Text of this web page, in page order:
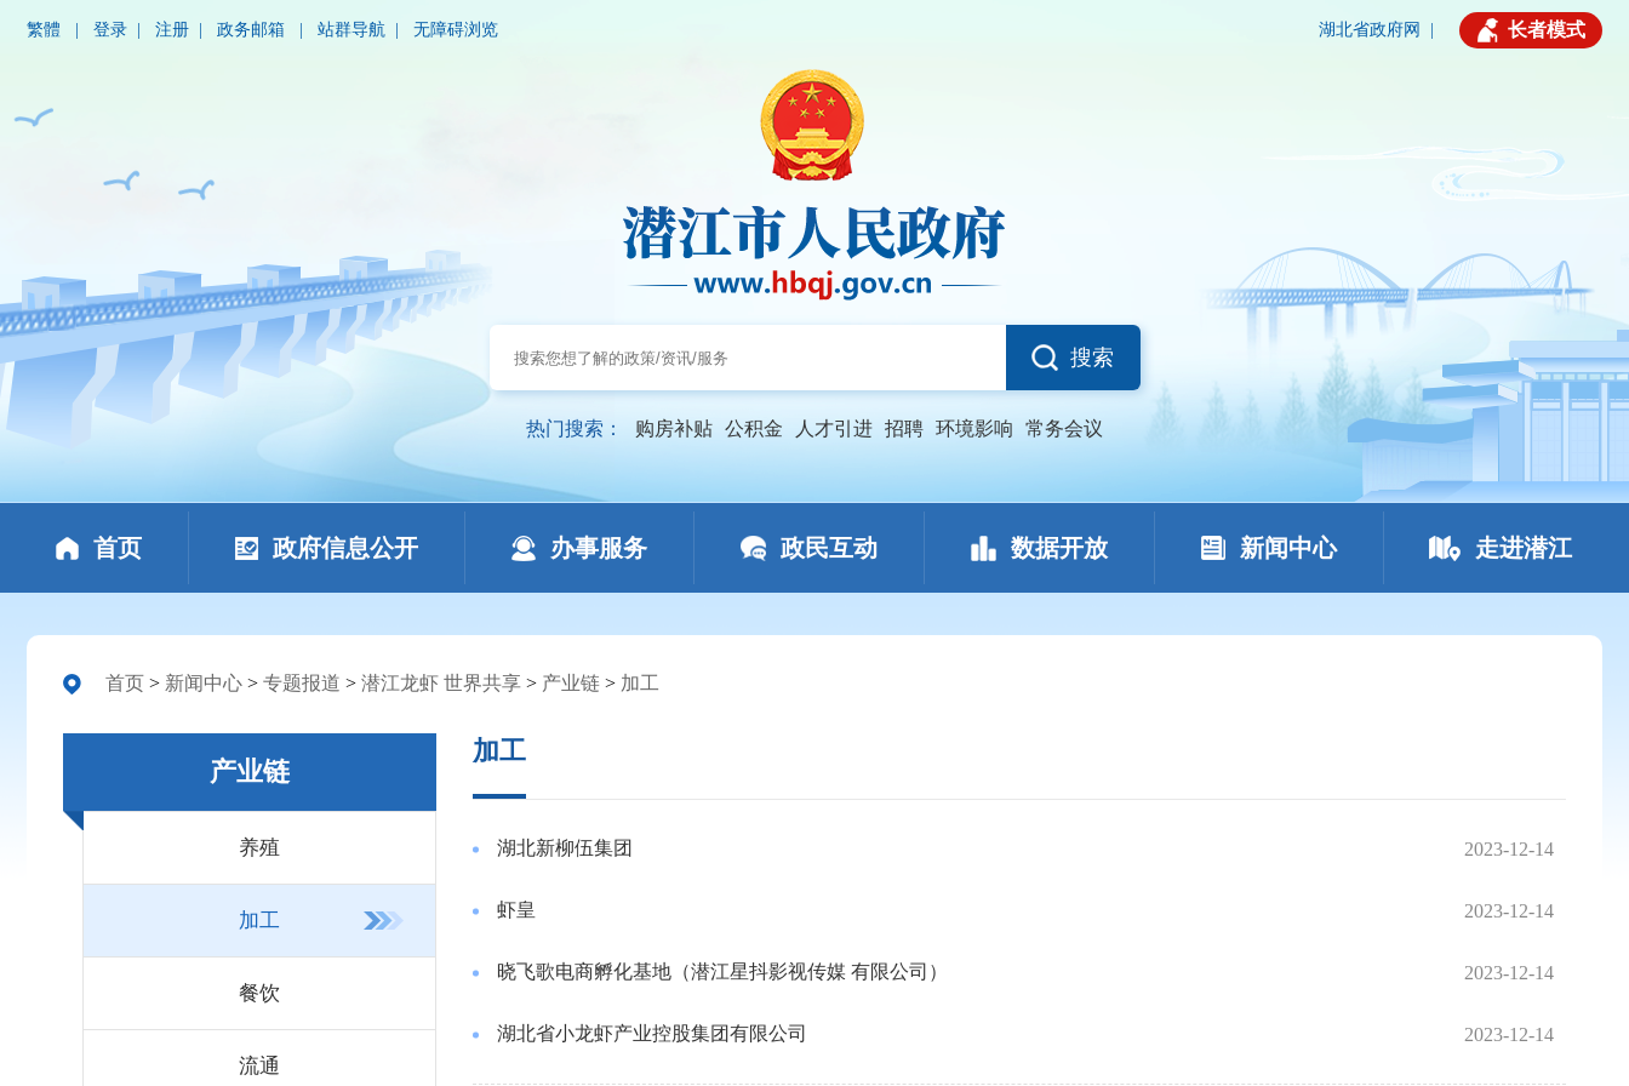
繁體 登录 注册 政务邮箱 站群导航 无障碍浏览 湖北省政府网 长者模式
搜索
热门搜索： 购房补贴 公积金 人才引进 招聘 环境影响 常务会议
首页 政府信息公开 办事服务 政民互动 数据开放 新闻中心 走进潜江
首页 > 新闻中心 > 专题报道 > 潜江龙虾 世界共享 > 产业链 > 加工
产业链
养殖
加工
餐饮
流通
加工
湖北新柳伍集团 2023-12-14
虾皇 2023-12-14
晓飞歌电商孵化基地（潜江星抖影视传媒 有限公司） 2023-12-14
湖北省小龙虾产业控股集团有限公司 2023-12-14